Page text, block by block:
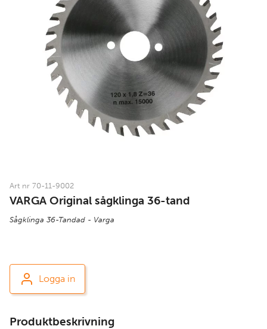
Art nr 70-11-9002
VARGA Original sågklinga 36-tand
Sågklinga 36-Tandad - Varga
Logga in
Produktbeskrivning